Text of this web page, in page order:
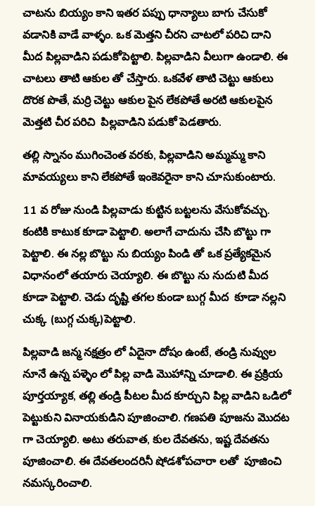
చాటను బియ్యం కాని ఇతర పప్పు ధాన్యాలు బాగు చేసుకో
వడానికి వాడే వాళ్ళం. ఒక మెత్తని చీరని చాటలో పరిచి దాని
మీద పిల్లవాడిని పడుకోపెట్టాలి. పిల్లవాడిని వీలుగా ఉండాలి. ఈ
చాటలు తాటి ఆకుల తో చేస్తారు. ఒకవేళ తాటి చెట్టు ఆకులు
దొరక పొతే, మర్రి చెట్టు ఆకుల పైన లేకపోతే అరటి ఆకులపైన
మెత్తటి చీర పరిచి పిల్లవాడిని పడుకో పెడతారు.
తల్లి స్నానం ముగించెంత వరకు, పిల్లవాడిని అమ్మమ్మ కాని
మావయ్యలు కాని లేకపోతే ఇంకెవరైనా కాని చూసుకుంటారు.
11 వ రోజు నుండి పిల్లవాడు కుట్టిన బట్టలను వేసుకోవచ్చు.
కంటికి కాటుక కూడా పెట్టాలి. అలాగే చాదును చేసి బొట్టు గా
పెట్టాలి. ఈ నల్ల బొట్టు ను బియ్యం పిండి తో ఒక ప్రత్యేకమైన
విధానంలో తయారు చెయ్యాలి. ఈ బొట్టు ను నుదుటి మీద
కూడా పెట్టాలి. చెడు దృష్టి తగల కుండా బుగ్గ మీద కూడా నల్లని
చుక్క (బుగ్గ చుక్క)పెట్టాలి.
పిల్లవాడి జన్మ నక్షత్రం లో ఏదైనా దోషం ఉంటే, తండ్రి నువ్వుల
నూనే ఉన్న పళ్ళెం లో పిల్ల వాడి మొహాన్ని చూడాలి. ఈ ప్రక్రియ
పూర్తయ్యాక, తల్లి తండ్రి పీటల మీద కూర్చుని పిల్ల వాడిని ఒడిలో
పెట్టుకుని వినాయకుడిని పూజించాలి. గణపతి పూజను మొదట
గా చెయ్యాలి. అటు తరువాత, కుల దేవతను, ఇష్ట దేవతను
పూజించాలి. ఈ దేవతలందరినీ షోడశోపచారా లతో పూజించి
నమస్కరించాలి.